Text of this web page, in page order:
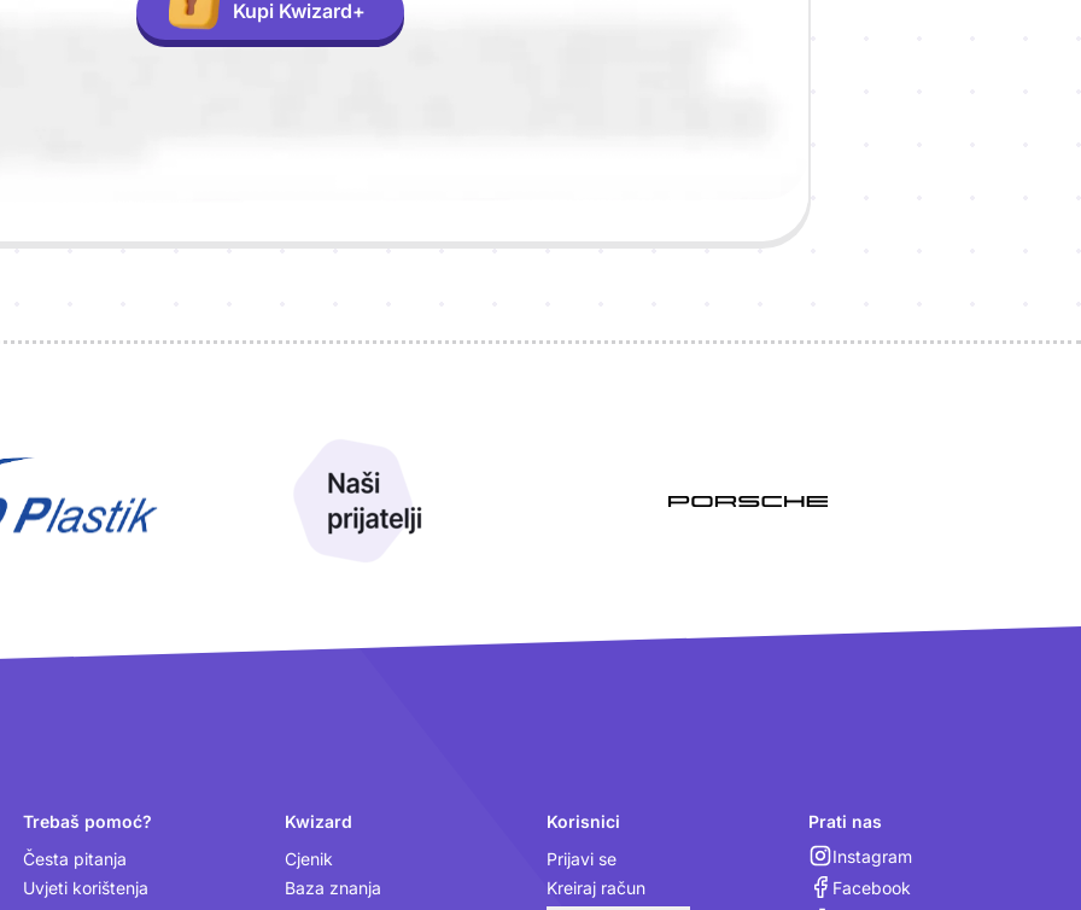
Kupi Kwizard+
Trebaš pomoć?
Česta pitanja
Uvjeti korištenja
Kwizard
Cjenik
Baza znanja
Korisnici
Prijavi se
Kreiraj račun
Prati nas
Instagram
Facebook